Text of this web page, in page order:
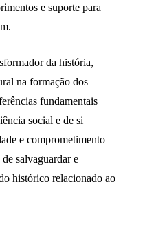
e suporte para
da história,
na formação dos
fundamentais
social e de si
e comprometimento
salvaguardar e
histórico relacionado ao